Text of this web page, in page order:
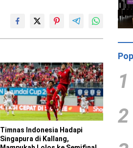
Timnas Indonesia Hadapi
Singapura di Kallang,
1
2